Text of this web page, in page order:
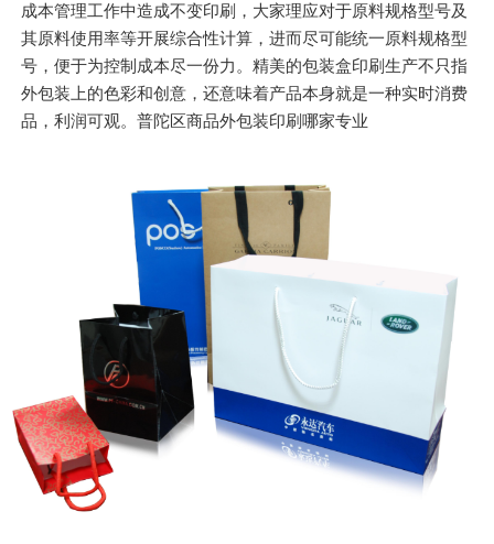
成本管理工作中造成不变印刷，大家理应对于原料规格型号及
其原料使用率等开展综合性计算，进而尽可能统一原料规格型
号，便于为控制成本尽一份力。精美的包装盒印刷生产不只指
外包装上的色彩和创意，还意味着产品本身就是一种实时消费
品，利润可观。普陀区商品外包装印刷哪家专业